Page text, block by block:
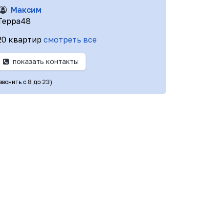
Максим
квартир смотреть все
показать контакты
с 8 до 23)